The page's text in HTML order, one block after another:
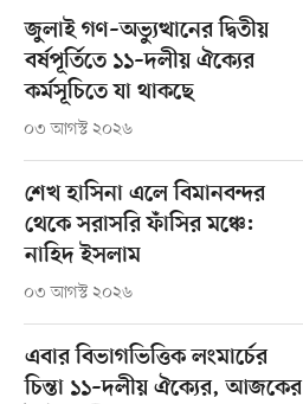
জুলাই গণ–অভ্যুত্থানের দ্বিতীয়
বর্ষপূর্তিতে ১১–দলীয় ঐক্যের
কর্মসূচিতে যা থাকছে
০৩ আগস্ট ২০২৬
শেখ হাসিনা এলে বিমানবন্দর
থেকে সরাসরি ফাঁসির মঞ্চে:
নাহিদ ইসলাম
০৩ আগস্ট ২০২৬
এবার বিভাগভিত্তিক লংমার্চের
চিন্তা ১১–দলীয় ঐক্যের, আজকের